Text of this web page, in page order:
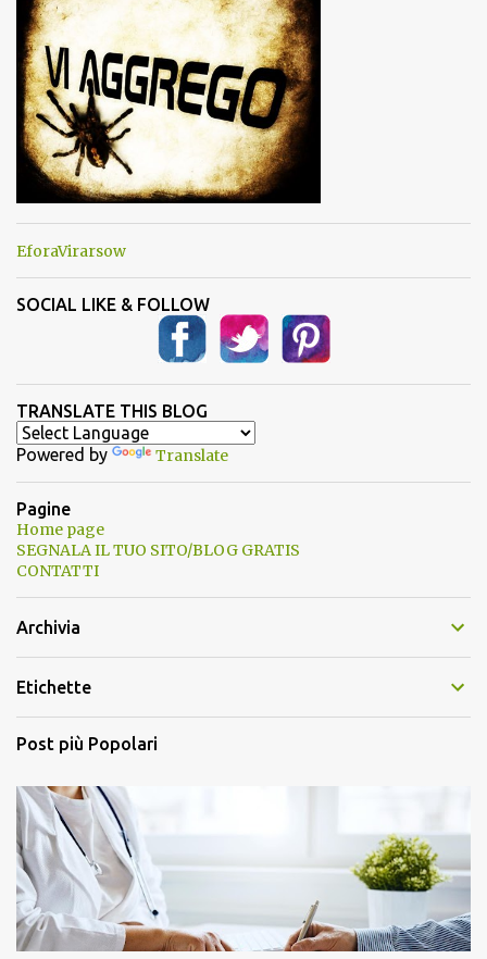
i
EforaVirarsow
SOCIAL LIKE & FOLLOW
TRANSLATE THIS BLOG
Powered by Translate
Pagine
Home page
SEGNALA IL TUO SITO/BLOG GRATIS
CONTATTI
Archivia
Etichette
Post più Popolari